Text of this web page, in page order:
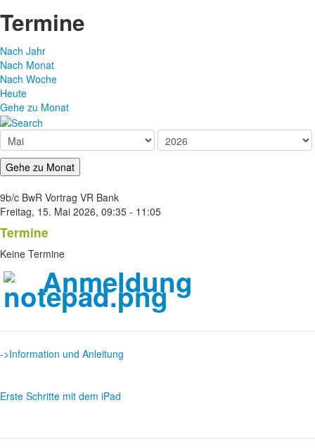
Termine
Nach Jahr
Nach Monat
Nach Woche
Heute
Gehe zu Monat
Gehe zu Monat
9b/c BwR Vortrag VR Bank
Freitag, 15. Mai 2026, 09:35 - 11:05
Termine
Keine Termine
Anmeldung
->Information und Anleitung
Erste Schritte mit dem iPad